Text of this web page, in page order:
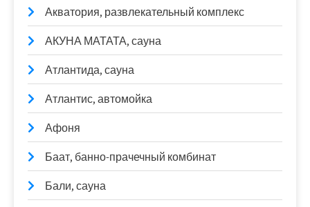
Акватория, развлекательный комплекс
АКУНА МАТАТА, сауна
Атлантида, сауна
Атлантис, автомойка
Афоня
Баат, банно-прачечный комбинат
Бали, сауна